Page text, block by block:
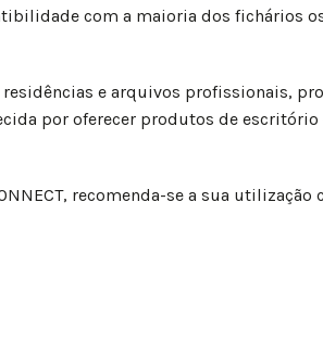
com a maioria dos fichários
e arquivos profissionais,
por oferecer produtos de
recomenda-se a sua